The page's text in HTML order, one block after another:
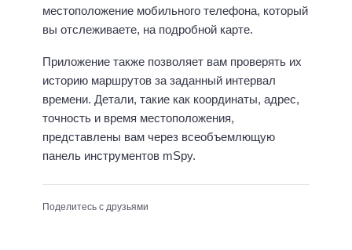
местоположение мобильного телефона, который
вы отслеживаете, на подробной карте.
Приложение также позволяет вам проверять их
историю маршрутов за заданный интервал
времени. Детали, такие как координаты, адрес,
точность и время местоположения,
представлены вам через всеобъемлющую
панель инструментов mSpy.
Поделитесь с друзьями